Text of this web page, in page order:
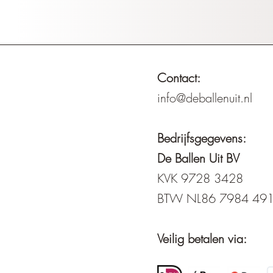
Contact:
info@deballenuit.nl
Bedrijfsgegevens:
De Ballen Uit BV
KVK 9728 3428
BTW NL86 7984
Veilig betalen via: